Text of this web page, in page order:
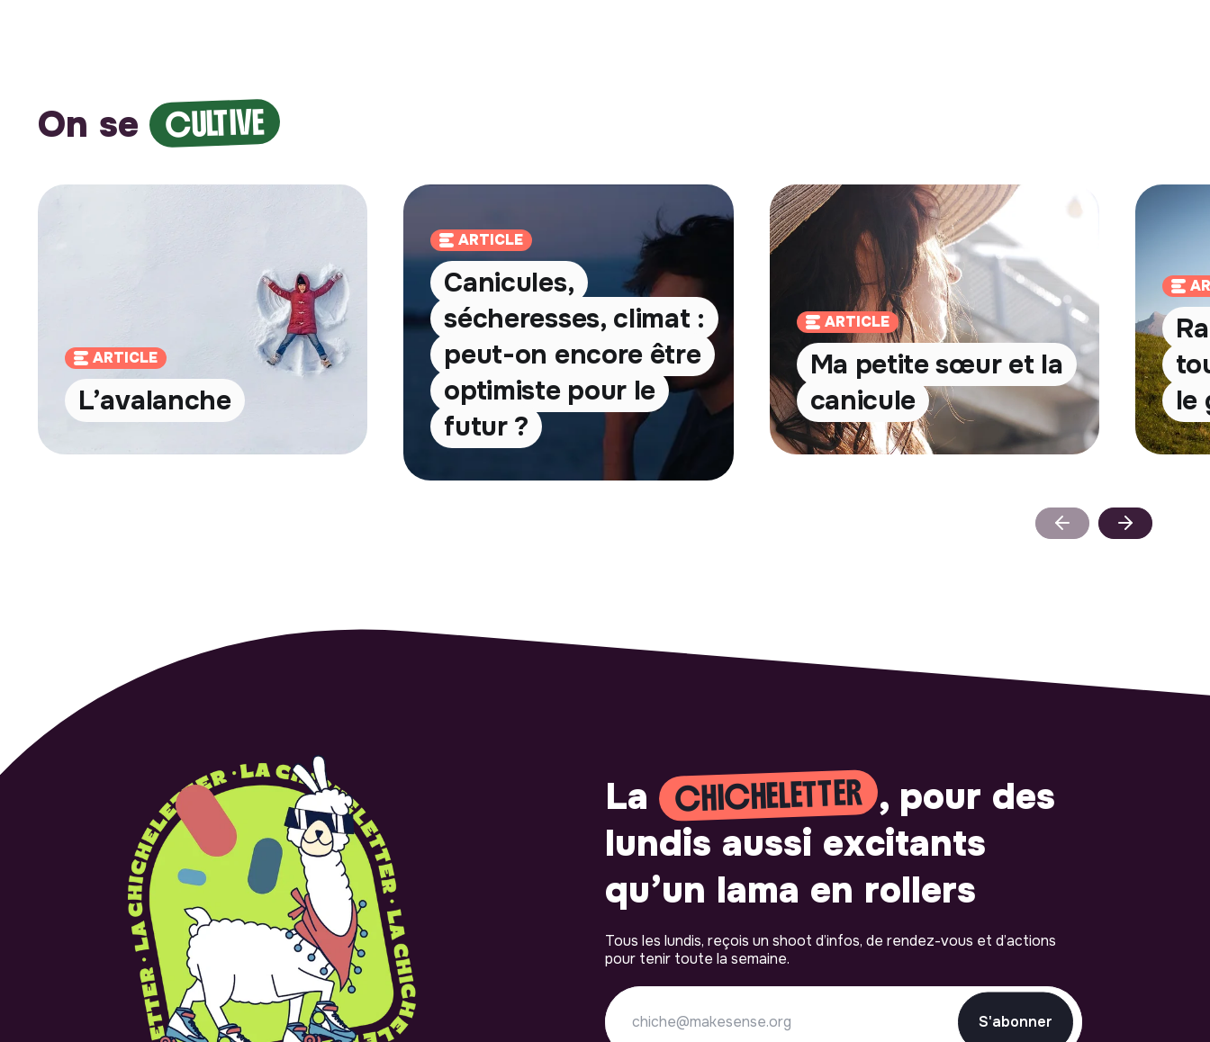
On se CULTIVE
ARTICLE
L’avalanche
ARTICLE
Canicules,
sécheresses, climat :
peut-on encore être
optimiste pour le
futur ?
ARTICLE
Ma petite sœur et la
canicule
le
La CHICHELETTER , pour des
lundis aussi excitants
qu’un lama en rollers
Tous les lundis, reçois un shoot d’infos, de rendez-vous et d’actions
pour tenir toute la semaine.
S'abonner